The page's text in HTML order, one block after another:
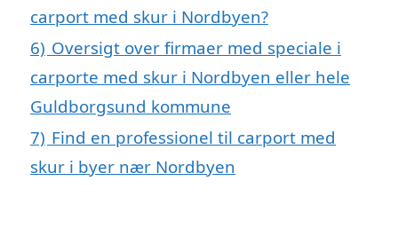
carport med skur i Nordbyen?
6) Oversigt over firmaer med speciale i
carporte med skur i Nordbyen eller hele
Guldborgsund kommune
7) Find en professionel til carport med
skur i byer nær Nordbyen